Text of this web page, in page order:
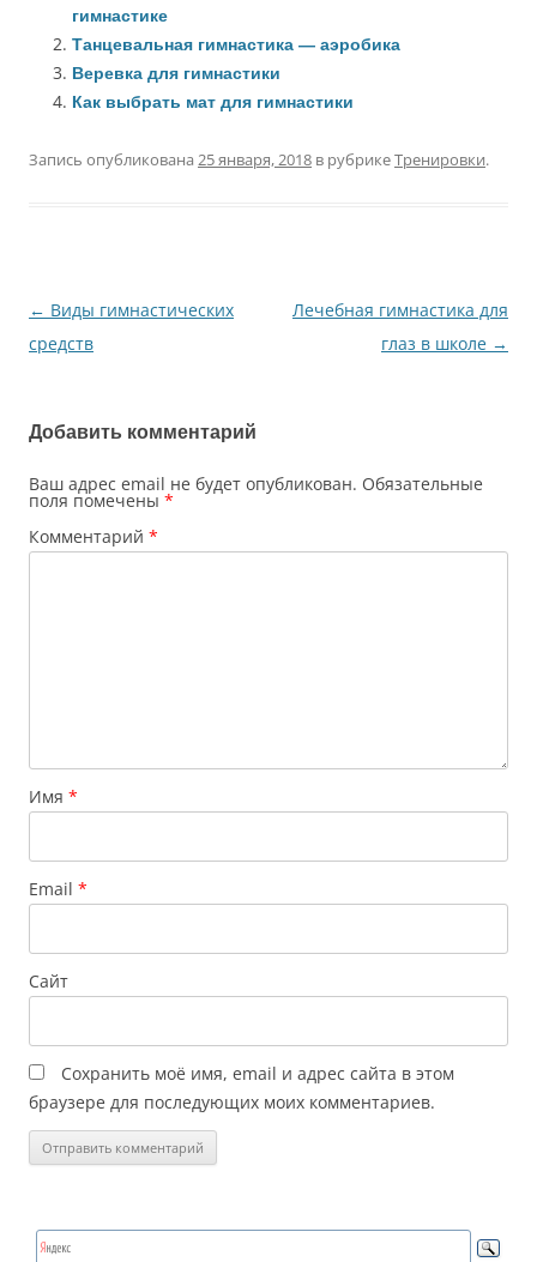
гимнастике
Танцевальная гимнастика — аэробика
Веревка для гимнастики
Как выбрать мат для гимнастики
Запись опубликована 25 января, 2018 в рубрикеТренировки.
Навигация
по
← Виды гимнастических
средств
Лечебная гимнастика для
глаз в школе →
Добавить комментарий
Ваш адрес email не будет опубликован. Обязательные
поля помечены *
Комментарий *
Имя *
Email *
Сайт
Сохранить моё имя, email и адрес сайта в этом
браузере для последующих моих комментариев.